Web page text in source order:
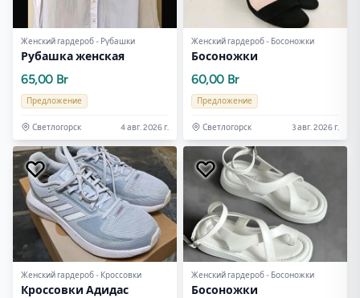
Женский гардероб - Рубашки
Рубашка женская
65,00 Br
Предложение
Светлогорск 4 авг. 2026 г.
Женский гардероб - Босоножки
Босоножки
60,00 Br
Предложение
Светлогорск 3 авг. 2026 г.
Женский гардероб - Кроссовки
Кроссовки Адидас
Женский гардероб - Босоножки
Босоножки